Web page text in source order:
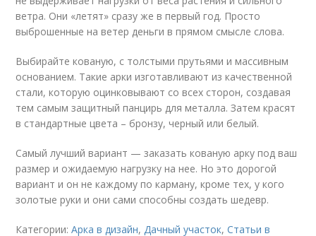
ветра. Они «летят» сразу же в первый год. Просто
выброшенные на ветер деньги в прямом смысле слова.
Выбирайте кованую, с толстыми прутьями и массивным
основанием. Такие арки изготавливают из качественной
стали, которую оцинковывают со всех сторон, создавая
тем самым защитный панцирь для металла. Затем красят
в стандартные цвета – бронзу, черный или белый.
Самый лучший вариант — заказать кованую арку под ваш
размер и ожидаемую нагрузку на нее. Но это дорогой
вариант и он не каждому по карману, кроме тех, у кого
золотые руки и они сами способны создать шедевр.
Категории:Арка в дизайн, Дачный участок,Статьи в